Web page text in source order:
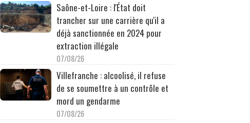
Saône-et-Loire : l'État doit
trancher sur une carrière qu'il a
déjà sanctionnée en 2024 pour
extraction illégale
07/08/26
Villefranche : alcoolisé, il refuse
de se soumettre à un contrôle et
mord un gendarme
07/08/26